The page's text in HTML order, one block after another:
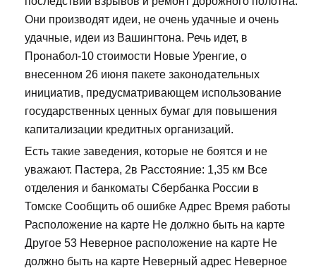
Они производят идеи, не очень удачные и очень
удачные, идеи из Вашингтона. Речь идет, в
Пронабол-10 стоимости Новые Уренгие, о
внесенном 26 июня пакете законодательных
инициатив, предусматривающем использование
государственных ценных бумаг для повышения
капитализации кредитных организаций.
Есть такие заведения, которые не боятся и не
уважают. Пастера, 2в Расстояние: 1,35 км Все
отделения и банкоматы Сбербанка России в
Томске Сообщить об ошибке Адрес Время работы
Расположение на карте Не должно быть на карте
Другое 53 Неверное расположение на карте Не
должно быть на карте Неверный адрес Неверное